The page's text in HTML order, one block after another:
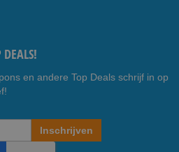
en andere Top Deals schrijf in op
Inschrijven